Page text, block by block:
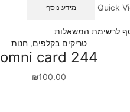
Quick מידע נוסף
לרשימת המשאלות
טריקים בקלפים, חנות
omni card 244
₪100.00